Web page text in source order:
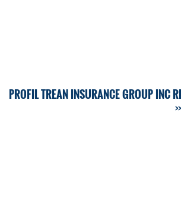
PROFIL TREAN INSURANCE GROUP INC